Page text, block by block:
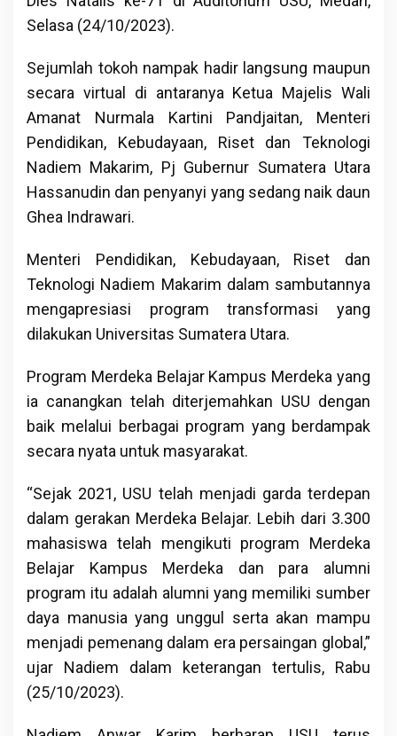
Selasa (24/10/2023).
Sejumlah tokoh nampak hadir langsung maupun
secara virtual di antaranya Ketua Majelis Wali
Amanat Nurmala Kartini Pandjaitan, Menteri
Pendidikan, Kebudayaan, Riset dan Teknologi
Nadiem Makarim, Pj Gubernur Sumatera Utara
Hassanudin dan penyanyi yang sedang naik daun
Ghea Indrawari.
Menteri Pendidikan, Kebudayaan, Riset dan
Teknologi Nadiem Makarim dalam sambutannya
mengapresiasi program transformasi yang
dilakukan Universitas Sumatera Utara.
Program Merdeka Belajar Kampus Merdeka yang
ia canangkan telah diterjemahkan USU dengan
baik melalui berbagai program yang berdampak
secara nyata untuk masyarakat.
“Sejak 2021, USU telah menjadi garda terdepan
dalam gerakan Merdeka Belajar. Lebih dari 3.300
mahasiswa telah mengikuti program Merdeka
Belajar Kampus Merdeka dan para alumni
program itu adalah alumni yang memiliki sumber
daya manusia yang unggul serta akan mampu
menjadi pemenang dalam era persaingan global,”
ujar Nadiem dalam keterangan tertulis, Rabu
(25/10/2023).